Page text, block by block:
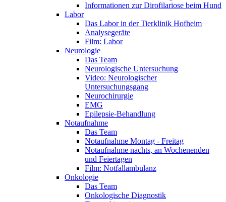
Informationen zur Dirofilariose beim Hund
Labor
Das Labor in der Tierklinik Hofheim
Analysegeräte
Film: Labor
Neurologie
Das Team
Neurologische Untersuchung
Video: Neurologischer
Untersuchungsgang
Neurochirurgie
EMG
Epilepsie-Behandlung
Notaufnahme
Das Team
Notaufnahme Montag - Freitag
Notaufnahme nachts, an Wochenenden
und Feiertagen
Film: Notfallambulanz
Onkologie
Das Team
Onkologische Diagnostik